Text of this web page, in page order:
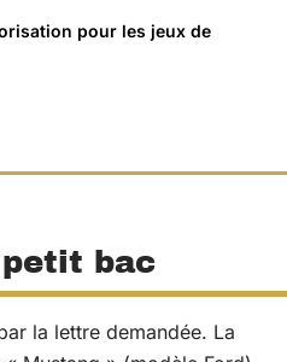
pour les jeux de
petit bac
la lettre demandée. La